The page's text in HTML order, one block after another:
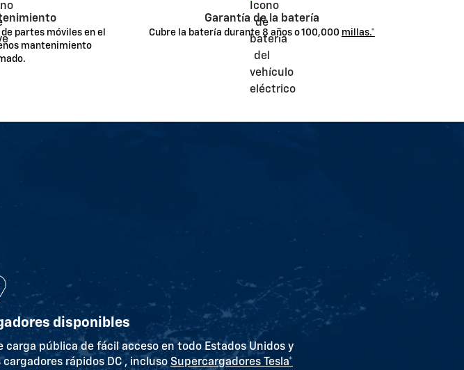
partes móviles en el
mantenimiento
Garantía de la batería
Cubre la batería durante 8 años o 100,000 millas.*
disponibles
pública de fácil acceso en todo Estados Unidos y
rápidos DC , incluso Supercargadores Tesla*